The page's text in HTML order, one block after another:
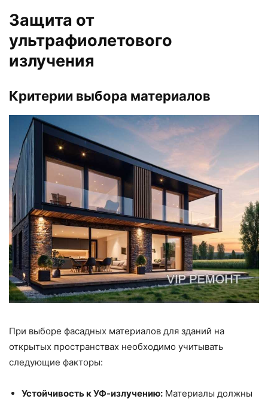
Защита от
ультрафиолетового
излучения
Критерии выбора материалов
При выборе фасадных материалов для зданий на
открытых пространствах необходимо учитывать
следующие факторы:
Устойчивость к УФ-излучению: Материалы должны